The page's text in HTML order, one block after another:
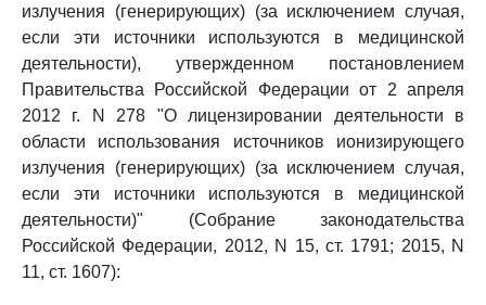
излучения (генерирующих) (за исключением случая,
если эти источники используются в медицинской
деятельности), утвержденном постановлением
Правительства Российской Федерации от 2 апреля
2012 г. N 278 "О лицензировании деятельности в
области использования источников ионизирующего
излучения (генерирующих) (за исключением случая,
если эти источники используются в медицинской
деятельности)" (Собрание законодательства
Российской Федерации, 2012, N 15, ст. 1791; 2015, N
11, ст. 1607):